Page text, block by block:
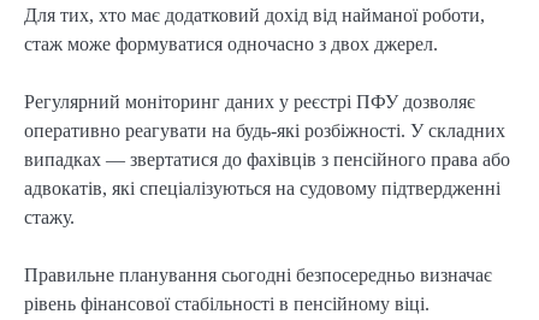
Для тих, хто має додатковий дохід від найманої роботи,
стаж може формуватися одночасно з двох джерел.
Регулярний моніторинг даних у реєстрі ПФУ дозволяє
оперативно реагувати на будь-які розбіжності. У складних
випадках — звертатися до фахівців з пенсійного права або
адвокатів, які спеціалізуються на судовому підтвердженні
стажу.
Правильне планування сьогодні безпосередньо визначає
рівень фінансової стабільності в пенсійному віці.